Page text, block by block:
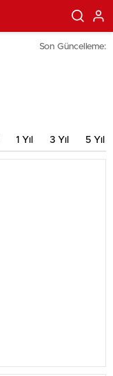
Son Güncelleme:
1 Yıl 3 Yıl 5 Yıl